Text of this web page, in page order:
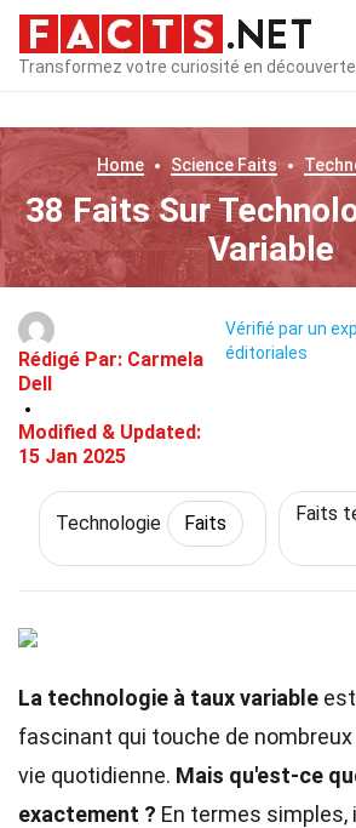
Transformez votre curiosité en découverte
Home ScienceFaits
38 Faits Sur
Variable
Rédigé Par: Carmela
Dell
Modified & Updated:
15 Jan 2025
Vérifié par un
éditoriales
Technologie Faits Faits
La technologie à taux variable
fascinant qui touche de
vie quotidienne. Mais qu'est-ce
exactement ? En termes simples,